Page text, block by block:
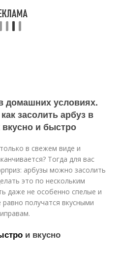
домашних условиях.
засолить арбуз в
и быстро
в свежем виде и
Тогда для вас
арбузы можно засолить
это по нескольким
даже не особенно спелые и
получатся вкусными
и вкусно